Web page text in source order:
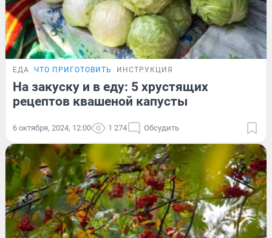
ЕДА ЧТО ПРИГОТОВИТЬ ИНСТРУКЦИЯ
На закуску и в еду: 5 хрустящих
рецептов квашеной капусты
6 октября, 2024, 12:00 1 274 Обсудить